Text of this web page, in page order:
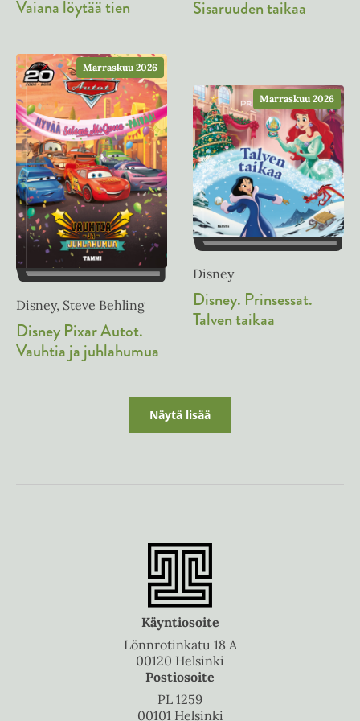
t
e
n
e
e
e
n
h
t
e
e
n
Vaiana löytää tien
Sisaruuden taikaa
Marraskuu 2026
Disney, Steve Behling
Disney Pixar Autot.
Vauhtia ja juhlahumua
Marraskuu 2026
Disney
Disney. Prinsessat.
Talven taikaa
Näytä lisää
Käyntiosoite
Lönnrotinkatu 18 A
00120 Helsinki
Postiosoite
PL 1259
00101 Helsinki